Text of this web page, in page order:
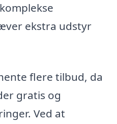
ekstra udstyr
flere tilbud, da
gratis og
Ved at